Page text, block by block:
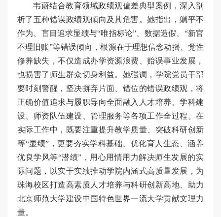
韦蔚结合教育领域政绩观偏差典型案例，深入剖
析了五种错误政绩观倾向及其危害。她指出，躺平不
作为、盲目追求显绩与“唯指标论”、数据造假、“新官
不理旧账”等错误倾向，根源在于理想信念动摇、党性
修养缺失，不仅造成办学资源浪费、贻误事业发展，
也损害了师生群众切身利益。她强调，学院党员干部
要时刻警醒，坚决摒弃片面、错位的错误政绩观，将
正确价值追求与履职导向全面融入人才培养、学科建
设、师资队伍建设、管理服务等各项工作全过程。在
实际工作中，既要注重提升教学质量、突破科研创新
等“显绩”，更要夯实学科基础、优化育人生态、涵养
优良学风等“潜绩”，用心用情用力解决师生发展的实
际问题，以实干实绩推动学院内涵式高质量发展，为
珠海校区打造高素质人才培养与科研创新高地、助力
北京师范大学建设中国特色世界一流大学贡献文理力
量。